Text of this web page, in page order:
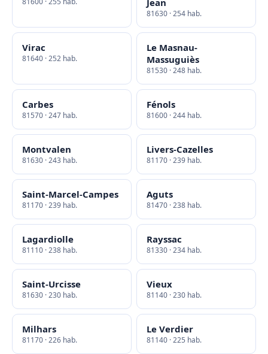
Jean
81630 · 254 hab.
Virac
81640 · 252 hab.
Le Masnau-
Massuguiès
81530 · 248 hab.
Carbes
81570 · 247 hab.
Fénols
81600 · 244 hab.
Montvalen
81630 · 243 hab.
Livers-Cazelles
81170 · 239 hab.
Saint-Marcel-Campes
81170 · 239 hab.
Aguts
81470 · 238 hab.
Lagardiolle
81110 · 238 hab.
Rayssac
81330 · 234 hab.
Saint-Urcisse
81630 · 230 hab.
Vieux
81140 · 230 hab.
Milhars
81170 · 226 hab.
Le Verdier
81140 · 225 hab.